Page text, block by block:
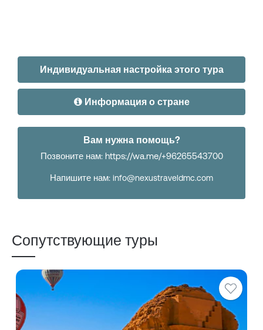
Индивидуальная настройка этого тура
Информация о стране
Вам нужна помощь?
Позвоните нам: https://wa.me/+96265543700
Напишите нам: info@nexustraveldmc.com
Сопутствующие туры